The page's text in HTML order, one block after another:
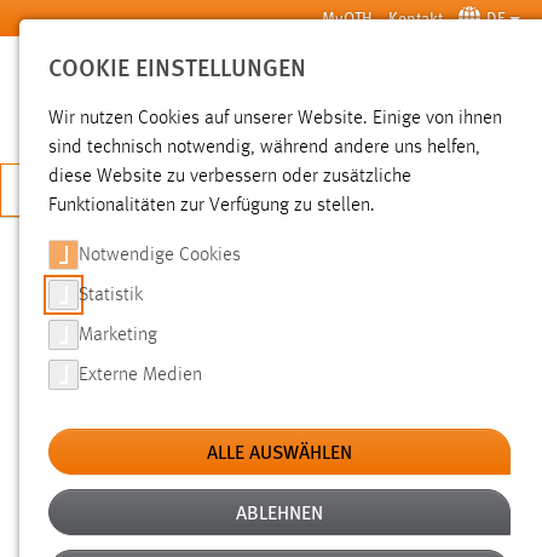
Zum Hauptinhalt springen MyOTH Kontakt DE
SUCHE
JETZT BEWERBEN
SUCHE
FILTER
Typ
Erstellungsdatum
COOKIE EINSTELLUNGEN
Wir nutzen Cookies auf unserer Website. Einige von ihnen
sind technisch notwendig, während andere uns helfen,
diese Website zu verbessern oder zusätzliche
Funktionalitäten zur Verfügung zu stellen.
Notwendige Cookies
Statistik
Marketing
Externe Medien
ALLE AUSWÄHLEN
ABLEHNEN